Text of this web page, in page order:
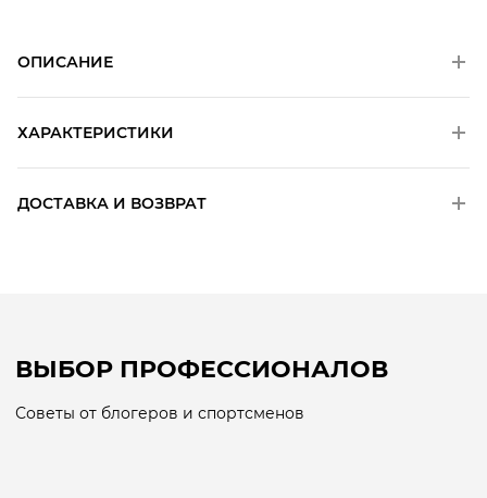
ОПИСАНИЕ
ХАРАКТЕРИСТИКИ
ДОСТАВКА И ВОЗВРАТ
ВЫБОР ПРОФЕССИОНАЛОВ
Советы от блогеров и спортсменов